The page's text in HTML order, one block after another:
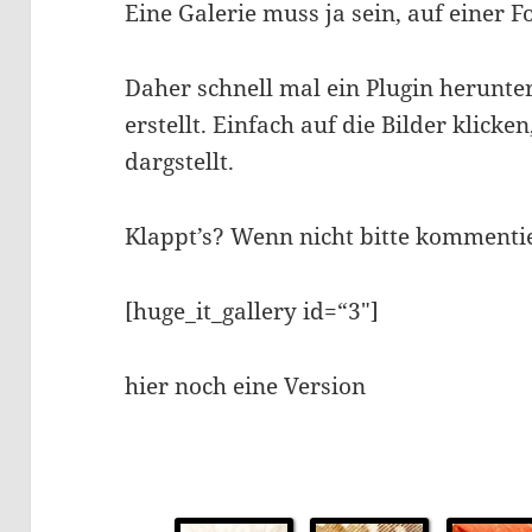
Eine Galerie muss ja sein, auf einer
Daher schnell mal ein Plugin
erstellt. Einfach auf die Bilder
dargstellt.
Klappt’s? Wenn nicht bitte
[huge_it_gallery id=“3″]
hier noch eine Version